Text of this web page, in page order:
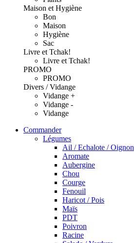
Maison et Hygiène
Bon
Maison
Hygiène
Sac
Livre et Tchak!
Livre et Tchak!
PROMO
PROMO
Divers / Vidange
Vidange +
Vidange -
Vidange
Commander
Légumes
Ail / Echalote / Oignon
Aromate
Aubergine
Chou
Courge
Fenouil
Haricot / Pois
Maïs
PDT
Poivron
Racine